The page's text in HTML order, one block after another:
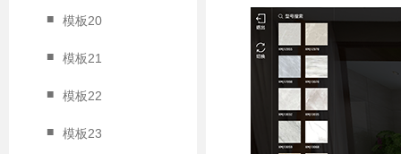
■ 模板20
■ 模板21
■ 模板22
■ 模板23